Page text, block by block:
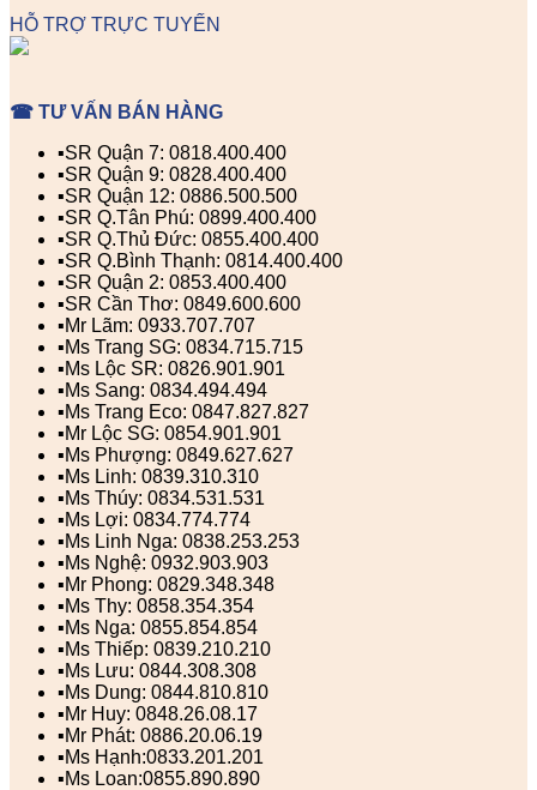
HỖ TRỢ TRỰC TUYẾN
☎ TƯ VẤN BÁN HÀNG
▪️SR Quận 7: 0818.400.400
▪️SR Quận 9: 0828.400.400
▪️SR Quận 12: 0886.500.500
▪️SR Q.Tân Phú: 0899.400.400
▪️SR Q.Thủ Đức: 0855.400.400
▪️SR Q.Bình Thạnh: 0814.400.400
▪️SR Quận 2: 0853.400.400
▪️SR Cần Thơ: 0849.600.600
▪️Mr Lãm: 0933.707.707
▪️Ms Trang SG: 0834.715.715
▪️Ms Lộc SR: 0826.901.901
▪️Ms Sang: 0834.494.494
▪️Ms Trang Eco: 0847.827.827
▪️Mr Lộc SG: 0854.901.901
▪️Ms Phượng: 0849.627.627
▪️Ms Linh: 0839.310.310
▪️Ms Thúy: 0834.531.531
▪️Ms Lợi: 0834.774.774
▪️Ms Linh Nga: 0838.253.253
▪️Ms Nghệ: 0932.903.903
▪️Mr Phong: 0829.348.348
▪️Ms Thy: 0858.354.354
▪️Ms Nga: 0855.854.854
▪️Ms Thiếp: 0839.210.210
▪️Ms Lưu: 0844.308.308
▪️Ms Dung: 0844.810.810
▪️Mr Huy: 0848.26.08.17
▪️Mr Phát: 0886.20.06.19
▪️Ms Hạnh:0833.201.201
▪️Ms Loan:0855.890.890